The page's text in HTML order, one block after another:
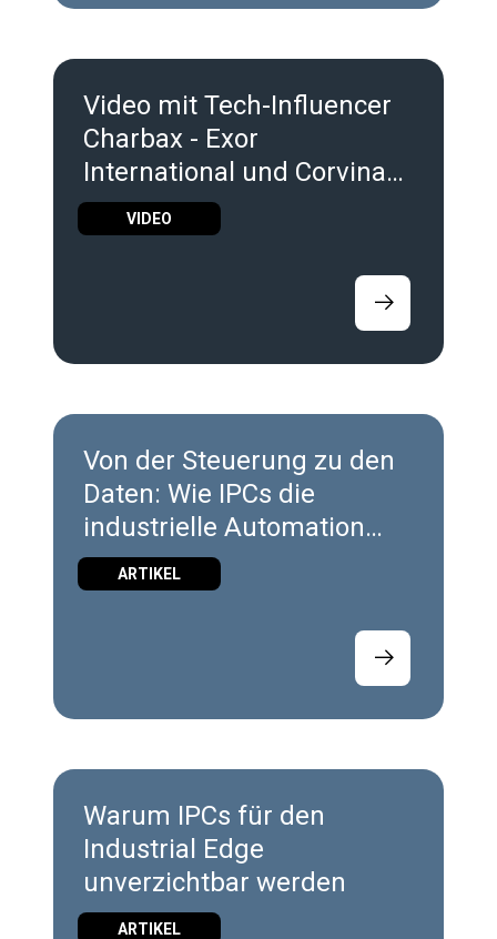
Video mit Tech-Influencer
Charbax - Exor
International und Corvina
auf der SPS Nürnberg 2025
unter die Lupe genommen
VIDEO
Von der Steuerung zu den
Daten: Wie IPCs die
industrielle Automation
verändern
ARTIKEL
Warum IPCs für den
Industrial Edge
unverzichtbar werden
ARTIKEL